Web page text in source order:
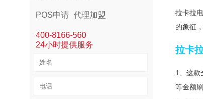
POS申请 代理加盟
400-8166-560
24小时提供服务
拉卡拉
的象征
拉卡
1、这款
等金额